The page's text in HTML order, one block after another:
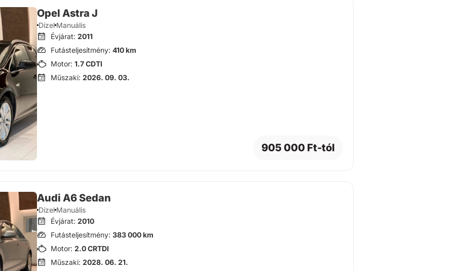
Opel Astra J
DízelManuális
Évjárat:2011
Futásteljesítmény:410 km
Motor:1.7 CDTI
Műszaki:2026. 09. 03.
905 000 Ft-tól
Audi A6 Sedan
DízelManuális
Évjárat:2010
Futásteljesítmény:383 000 km
Motor:2.0 CRTDI
Műszaki:2028. 06. 21.